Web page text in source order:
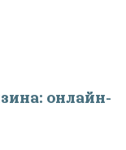
онлайн-